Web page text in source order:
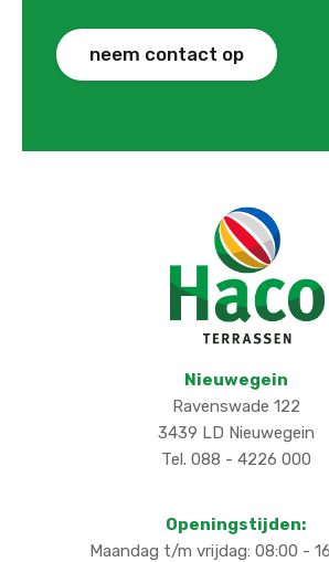
neem contact op
Nieuwegein
Ravenswade 122
3439 LD Nieuwegein
Tel. 088 - 4226 000
Openingstijden:
Maandag t/m vrijdag: 08:00 -